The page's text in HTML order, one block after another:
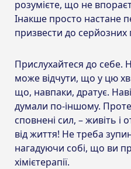
розумієте, що не
Інакше просто настане
призвести до
Прислухайтеся до себе.
може відчути, що у цю
що, навпаки, дратує.
думали по-іншому.
сповнені сил, – живіть і
від життя! Не треба
нагадуючи собі, що ви
хімієтерапії.